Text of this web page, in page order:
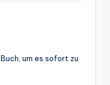
um es sofort zu